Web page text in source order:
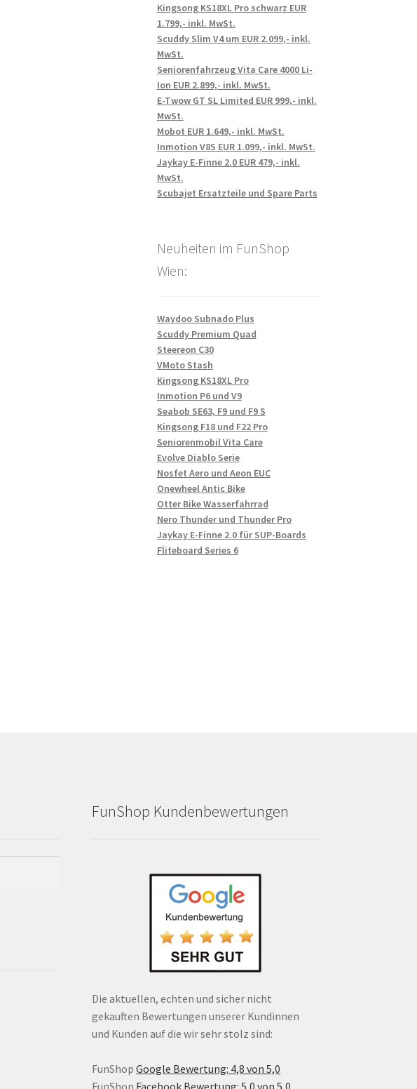
Kingsong KS18XL Pro schwarz EUR
1.799,- inkl. MwSt.
Scuddy Slim V4 um EUR 2.099,- inkl.
MwSt.
Seniorenfahrzeug Vita Care 4000 Li-
Ion EUR 2.899,- inkl. MwSt.
E-Twow GT SL Limited EUR 999,- inkl.
MwSt.
Mobot EUR 1.649,- inkl. MwSt.
Inmotion V8S EUR 1.099,- inkl. MwSt.
Jaykay E-Finne 2.0 EUR 479,- inkl.
MwSt.
Scubajet Ersatzteile und Spare Parts
Neuheiten im FunShop
Wien:
Waydoo Subnado Plus
Scuddy Premium Quad
Steereon C30
VMoto Stash
Kingsong KS18XL Pro
Inmotion P6 und V9
Seabob SE63, F9 und F9 S
Kingsong F18 und F22 Pro
Seniorenmobil Vita Care
Evolve Diablo Serie
Nosfet Aero und Aeon EUC
Onewheel Antic Bike
Otter Bike Wasserfahrrad
Nero Thunder und Thunder Pro
Jaykay E-Finne 2.0 für SUP-Boards
Fliteboard Series 6
FunShop Kundenbewertungen
Die aktuellen, echten und sicher nicht
gekauften Bewertungen unserer Kundinnen
und Kunden auf die wir sehr stolz sind:
FunShop Google Bewertung: 4,8 von 5,0
FunShop Facebook Bewertung: 5,0 von 5,0